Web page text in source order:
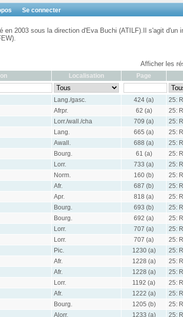
Se connecter
en 2003 sous la direction d'Eva Buchi (ATILF).Il s'agit d'un
Afficher les
Localisation Page
Lang./gasc. 424 (a)
25:
Afrpr. 62 (a)
25:
Lorr./wall./cha 709 (a)
25:
Lang. 665 (a)
25:
Awall. 688 (a)
25:
Bourg. 61 (a)
25:
Lorr. 733 (a)
25:
Norm. 160 (b)
25:
Afr. 687 (b)
25:
Apr. 818 (a)
25:
Bourg. 693 (b)
25:
Bourg. 692 (a)
25:
Lorr. 707 (a)
25:
Lorr. 707 (a)
25:
Pic. 1230 (a)
25:
Afr. 1228 (a)
25:
Afr. 1228 (a)
25:
Lorr. 1192 (a)
25:
Afr. 1222 (a)
25:
Bourg. 1205 (b)
25:
Alorr. 1233 (a)
25: